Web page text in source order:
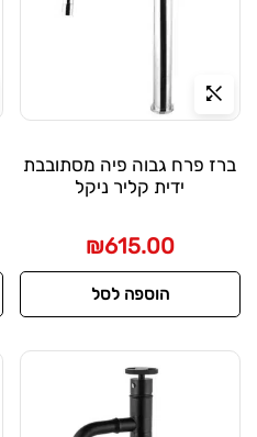
ברז פרח גבוה פיה מסתובבת
ידית קליר ניקל
₪615.00
הוספה לסל